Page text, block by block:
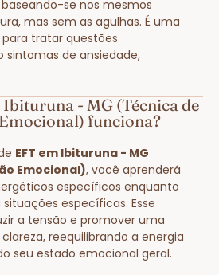
se nos mesmos
mas sem as agulhas. É uma
tratar questões
sintomas de ansiedade,
Ibituruna - MG (Técnica de
funciona?
EFT em Ibituruna - MG
Emocional), você aprenderá
específicos enquanto
específicas. Esse
a tensão e promover uma
reequilibrando a energia
seu estado emocional geral.